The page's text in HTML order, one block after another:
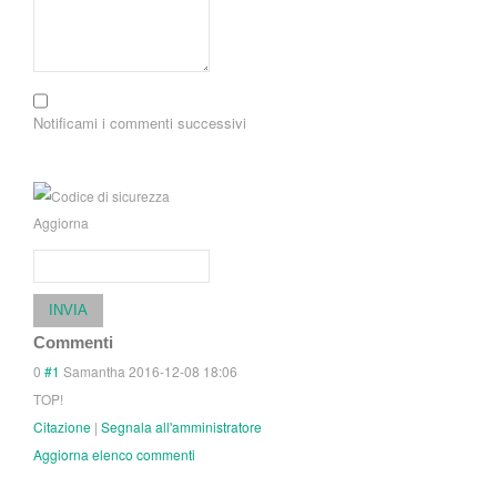
Notificami i commenti successivi
Aggiorna
INVIA
Commenti
0 #1 Samantha2016-12-08 18:06
TOP!
Citazione | Segnala all'amministratore
Aggiorna elenco commenti